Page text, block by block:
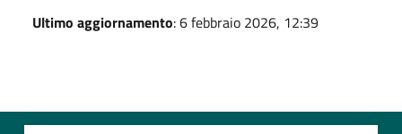
Ultimo aggiornamento: 6 febbraio 2026, 12:39